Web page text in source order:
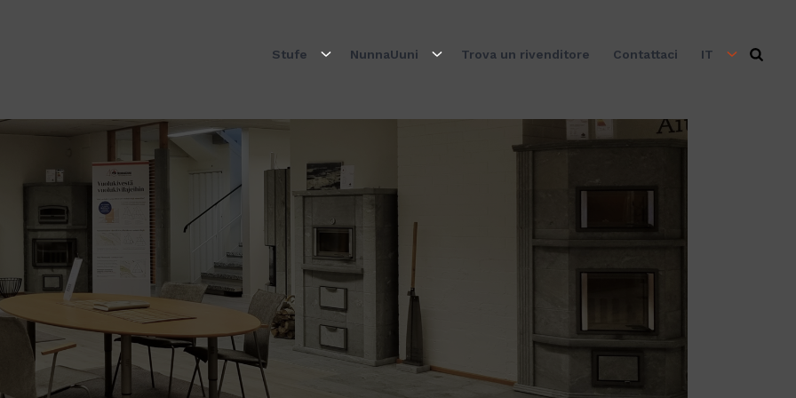
Stufe NunnaUuni Trova un rivenditore Contattaci IT